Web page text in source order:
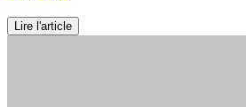
Lire l'article